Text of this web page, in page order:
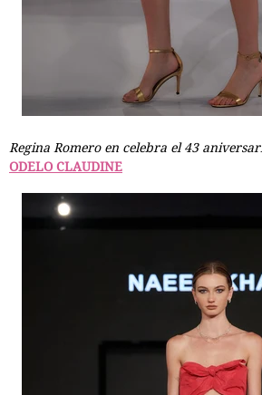
Regina Romero en celebra el 43
ODELO CLAUDINE